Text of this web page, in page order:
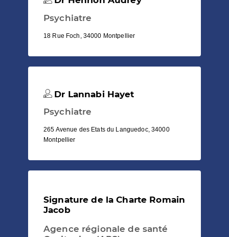
Psychiatre
18 Rue Foch, 34000 Montpellier
Dr Lannabi Hayet
Psychiatre
265 Avenue des Etats du Languedoc, 34000
Montpellier
Signature de la Charte Romain
Jacob
Agence régionale de santé